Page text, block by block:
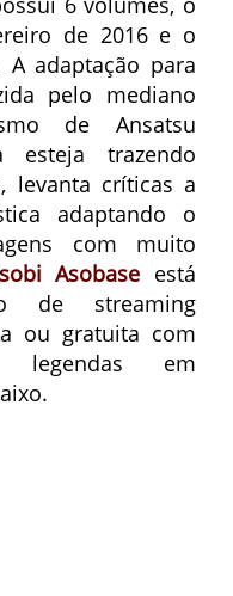
de 2016 e o
adaptação para
pelo mediano
de Ansatsu
esteja trazendo
levanta críticas a
adaptando o
com muito
Asobase está
de streaming
ou gratuita com
legendas em